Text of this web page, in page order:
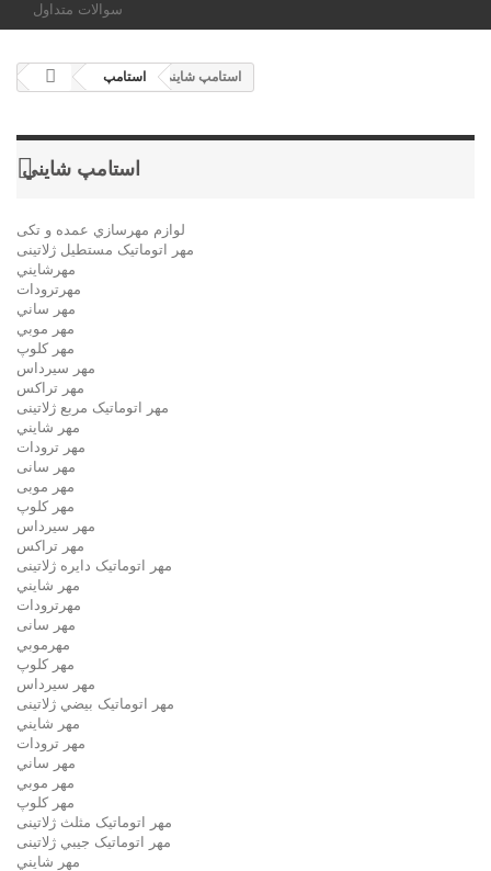
سوالات متداول
استامپ استامپ شايني
استامپ شايني
لوازم مهرسازي عمده و تکی
مهر اتوماتیک مستطيل ژلاتینی
مهرشايني
مهرترودات
مهر ساني
مهر موبي
مهر كلوپ
مهر سيرداس
مهر تراکس
مهر اتوماتیک مربع ژلاتینی
مهر شايني
مهر ترودات
مهر سانی
مهر موبی
مهر كلوپ
مهر سيرداس
مهر تراکس
مهر اتوماتیک دايره ژلاتینی
مهر شايني
مهرترودات
مهر سانی
مهرموبي
مهر كلوپ
مهر سيرداس
مهر اتوماتیک بيضي ژلاتینی
مهر شايني
مهر ترودات
مهر ساني
مهر موبي
مهر كلوپ
مهر اتوماتیک مثلث ژلاتینی
مهر اتوماتیک جيبي ژلاتینی
مهر شايني